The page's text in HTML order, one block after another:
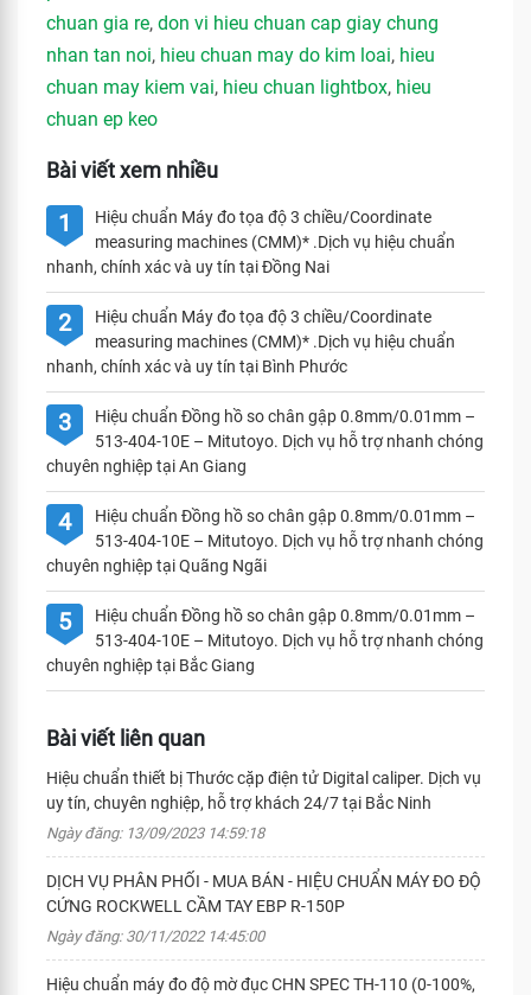
chuan gia re, don vi hieu chuan cap giay chung
nhan tan noi, hieu chuan may do kim loai, hieu
chuan may kiem vai, hieu chuan lightbox, hieu
chuan ep keo
Bài viết xem nhiều
1
Hiệu chuẩn Máy đo tọa độ 3 chiều/Coordinate
measuring machines (CMM)* .Dịch vụ hiệu chuẩn
nhanh, chính xác và uy tín tại Đồng Nai
2
Hiệu chuẩn Máy đo tọa độ 3 chiều/Coordinate
measuring machines (CMM)* .Dịch vụ hiệu chuẩn
nhanh, chính xác và uy tín tại Bình Phước
3
Hiệu chuẩn Đồng hồ so chân gập 0.8mm/0.01mm –
513-404-10E – Mitutoyo. Dịch vụ hỗ trợ nhanh chóng
chuyên nghiệp tại An Giang
4
Hiệu chuẩn Đồng hồ so chân gập 0.8mm/0.01mm –
513-404-10E – Mitutoyo. Dịch vụ hỗ trợ nhanh chóng
chuyên nghiệp tại Quãng Ngãi
5
Hiệu chuẩn Đồng hồ so chân gập 0.8mm/0.01mm –
513-404-10E – Mitutoyo. Dịch vụ hỗ trợ nhanh chóng
chuyên nghiệp tại Bắc Giang
Bài viết liên quan
Hiệu chuẩn thiết bị Thước cặp điện tử Digital caliper. Dịch vụ
uy tín, chuyên nghiệp, hỗ trợ khách 24/7 tại Bắc Ninh
Ngày đăng: 13/09/2023 14:59:18
DỊCH VỤ PHÂN PHỐI - MUA BÁN - HIỆU CHUẨN MÁY ĐO ĐỘ
CỨNG ROCKWELL CẦM TAY EBP R-150P
Ngày đăng: 30/11/2022 14:45:00
Hiệu chuẩn máy đo độ mờ đục CHN SPEC TH-110 (0-100%,